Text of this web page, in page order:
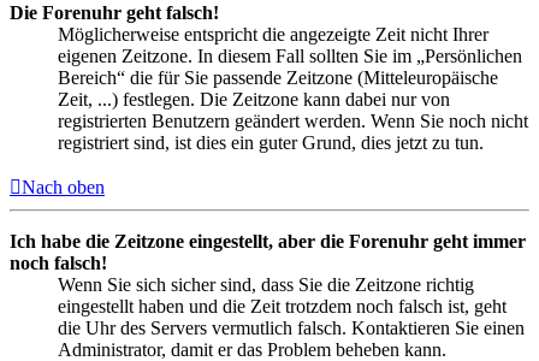
Die Forenuhr geht falsch!
Möglicherweise entspricht die angezeigte Zeit nicht Ihrer
eigenen Zeitzone. In diesem Fall sollten Sie im „Persönlichen
Bereich“ die für Sie passende Zeitzone (Mitteleuropäische
Zeit, ...) festlegen. Die Zeitzone kann dabei nur von
registrierten Benutzern geändert werden. Wenn Sie noch nicht
registriert sind, ist dies ein guter Grund, dies jetzt zu tun.
Nach oben
Ich habe die Zeitzone eingestellt, aber die Forenuhr geht immer
noch falsch!
Wenn Sie sich sicher sind, dass Sie die Zeitzone richtig
eingestellt haben und die Zeit trotzdem noch falsch ist, geht
die Uhr des Servers vermutlich falsch. Kontaktieren Sie einen
Administrator, damit er das Problem beheben kann.